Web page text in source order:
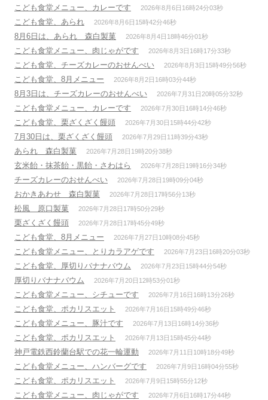
こども食堂メニュー、カレーです 2026年8月6日16時24分03秒
こども食堂、あられ 2026年8月6日15時42分46秒
8月6日は、あられ 森白製菓 2026年8月4日18時46分01秒
こども食堂メニュー、肉じゃがです 2026年8月3日16時17分33秒
こども食堂、チーズカレーのおせんべい 2026年8月3日15時49分56秒
こども食堂、8月メニュー 2026年8月2日16時03分44秒
8月3日は、チーズカレーのおせんべい 2026年7月31日20時05分32秒
こども食堂メニュー、カレーです 2026年7月30日16時14分46秒
こども食堂、栗ざくざく饅頭 2026年7月30日15時44分42秒
7月30日は、栗ざくざく饅頭 2026年7月29日11時39分43秒
あられ 森白製菓 2026年7月28日19時20分38秒
玄米飴・抹茶飴・黒飴・さわはら 2026年7月28日19時16分34秒
チーズカレーのおせんべい 2026年7月28日19時09分04秒
おかきあわせ 森白製菓 2026年7月28日17時56分13秒
松風 原口製菓 2026年7月28日17時50分29秒
栗ざくざく饅頭 2026年7月28日17時45分49秒
こども食堂、8月メニュー 2026年7月27日10時08分45秒
こども食堂メニュー、とりカラアゲです 2026年7月23日16時20分03秒
こども食堂、厚切りバナナバウム 2026年7月23日15時44分54秒
厚切りバナナバウム 2026年7月20日12時53分01秒
こども食堂メニュー、シチューです 2026年7月16日16時13分26秒
こども食堂、ポカリスエット 2026年7月16日15時49分46秒
こども食堂メニュー、豚汁です 2026年7月13日16時14分36秒
こども食堂、ポカリスエット 2026年7月13日15時45分44秒
神戸電鉄西鈴蘭台駅での花一輪運動 2026年7月11日10時18分49秒
こども食堂メニュー、ハンバーグです 2026年7月9日16時04分55秒
こども食堂、ポカリスエット 2026年7月9日15時55分12秒
こども食堂メニュー、肉じゃがです 2026年7月6日16時17分44秒